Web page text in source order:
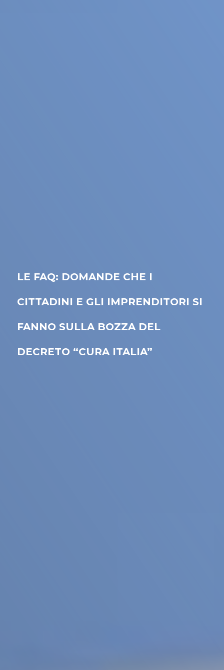
LE FAQ: DOMANDE CHE I
CITTADINI E GLI IMPRENDITORI SI
FANNO SULLA BOZZA DEL
DECRETO “CURA ITALIA”